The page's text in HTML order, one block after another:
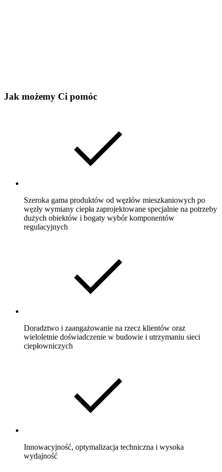
Jak możemy Ci pomóc
Szeroka gama produktów od węzłów mieszkaniowych po
węzły wymiany ciepła zaprojektowane specjalnie na potrzeby
dużych obiektów i bogaty wybór komponentów
regulacyjnych
Doradztwo i zaangażowanie na rzecz klientów oraz
wieloletnie doświadczenie w budowie i utrzymaniu sieci
ciepłowniczych
Innowacyjność, optymalizacja techniczna i wysoka
wydajność